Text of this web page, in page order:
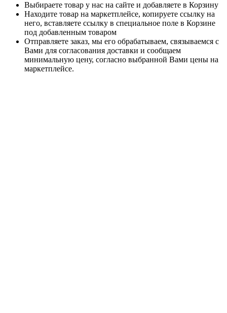
Выбираете товар у нас на сайте и добавляете в Корзину
Находите товар на маркетплейсе, копируете ссылку на
него, вставляете ссылку в специальное поле в Корзине
под добавленным товаром
Отправляете заказ, мы его обрабатываем, связываемся с
Вами для согласования доставки и сообщаем
минимальную цену, согласно выбранной Вами цены на
маркетплейсе.